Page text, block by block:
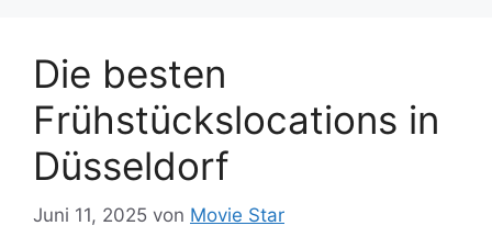
Die besten
Frühstückslocations in
Düsseldorf
Juni 11, 2025 von Movie Star